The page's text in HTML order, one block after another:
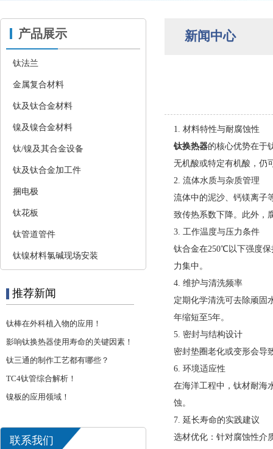
产品展示
钛法兰
金属复合材料
钛及钛合金材料
镍及镍合金材料
钛/镍及其合金设备
钛及钛合金加工件
捆电极
钛花板
钛管道管件
钛镍材料氯碱现场安装
推荐新闻
钛棒在外科植入物的应用！
影响钛换热器使用寿命的关键因素！
钛三通的制作工艺都有哪些？
TC4钛管综合解析！
镍板的应用领域！
联系我们
新闻中心
1. ‌材料特性与耐腐蚀性‌
钛换热器的核心优势在于
无机酸或特定有机酸，仍
2. ‌流体水质与杂质管理‌
流体中的泥沙、钙镁离子
致传热系数下降‌。此外，
3. ‌工作温度与压力条件‌
钛合金在250℃以下强度
力集中‌。
4. ‌维护与清洗频率‌
定期化学清洗可去除顽固
年缩短至5年‌。
5. ‌密封与结构设计‌
密封垫圈老化或变形会导
6. ‌环境适应性‌
在海洋工程中，钛材耐海
蚀。
7. 延长寿命的实践建议
选材优化‌：针对腐蚀性介